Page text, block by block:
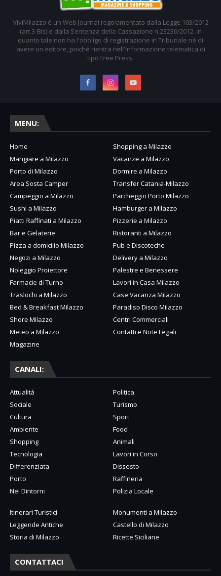
ViviMilazzo è un Web Journal regolamentato dalla Legge 103/2012
(art.3-Bis) e dalla Sentenza della Cassazione n.23230/2012. In
quanto tale non ha l'obbligo di registrazione in Tribunale nè di
avere un editore, poiché rientra nell'informazione telematica di
tipo Free Press.
MENU:
Home
Shopping a Milazzo
Mangiare a Milazzo
Vacanze a Milazzo
Porto di Milazzo
Dormire a Milazzo
Area Sosta Camper
Transfer Catania-Milazzo
Campeggio a Milazzo
Parcheggio Porto Milazzo
Sushi a Milazzo
Hamburger a Milazzo
Piatti Raffinati a Milazzo
Pizzerie a Milazzo
Bar e Gelaterie
Ristoranti a Milazzo
Pizza a domicilio Milazzo
Pub e Discoteche
Negozi a Milazzo
Delivery a Milazzo
Noleggio Proiettore
Palestre e Benessere
Farmacie di Turno
Lavori in Casa Milazzo
Traslochi a Milazzo
Case Vacanza Milazzo
Bed & Breakfast Milazzo
Paradiso Disco Milazzo
Shore Milazzo
Centri Commerciali
Meteo a Milazzo
Contatti e Note Legali
Magazine
CANALI:
Attualità
Politica
Sociale
Turismo
Cultura
Sport
Ambiente
Food
Shopping
Animali
Tecnologia
Lavori in Corso
Differenziata
Dissesto
Porto
Raffineria
Nei Dintorni
Polizia Locale
Itinerari Turistici
Monumenti a Milazzo
Leggende Antiche
Castello di Milazzo
Storia di Milazzo
Ricette Siciliane
CONTATTACI